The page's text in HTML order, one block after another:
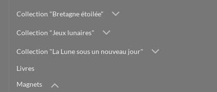
Collection "Bretagne étoilée"
Collection "Jeux lunaires"
Collection "La Lune sous un nouveau jour"
Livres
Magnets